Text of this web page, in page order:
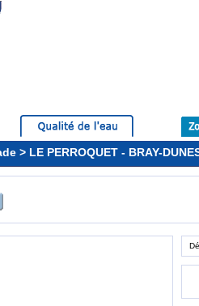
> LE PERROQUET - BRAY-